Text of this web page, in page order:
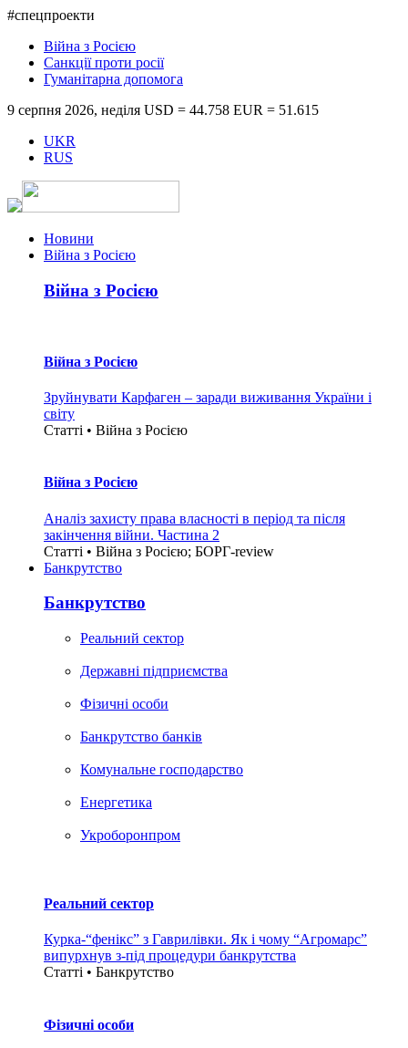
#спецпроекти
Війна з Росією
Санкції проти росії
Гуманітарна допомога
9 серпня 2026, неділя USD = 44.758 EUR = 51.615
UKR
RUS
Новини
Війна з Росією
Війна з Росією
Війна з Росією
Зруйнувати Карфаген – заради виживання України і
світу
Статті • Війна з Росією
Війна з Росією
Аналіз захисту права власності в період та після
закінчення війни. Частина 2
Статті • Війна з Росією; БОРГ-review
Банкрутство
Банкрутство
Реальний сектор
Державні підприємства
Фізичні особи
Банкрутство банків
Комунальне господарство
Енергетика
Укроборонпром
Реальний сектор
Курка-“фенікс” з Гаврилівки. Як і чому “Агромарс”
випурхнув з-під процедури банкрутства
Статті • Банкрутство
Фізичні особи